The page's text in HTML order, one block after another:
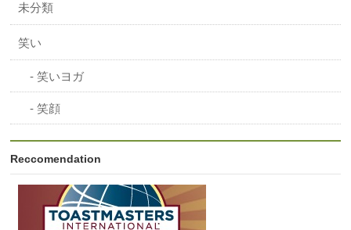
未分類
笑い
笑いヨガ
笑顔
Reccomendation